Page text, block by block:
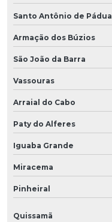
Santo Antônio de Pádua
Armação dos Búzios
São João da Barra
Vassouras
Arraial do Cabo
Paty do Alferes
Iguaba Grande
Miracema
Pinheiral
Quissamã